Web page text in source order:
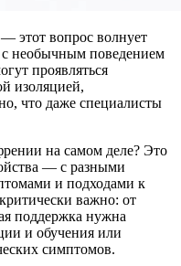
этот вопрос волнует
необычным поведением
проявляться
изоляцией,
что даже специалисты
на самом деле? Это
— с разными
и подходами к
важно: от
поддержка нужна
и обучения или
симптомов.